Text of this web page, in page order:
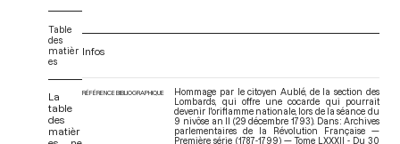
Table
des
matièr
es
La
table
des
matièr
Infos
RÉFÉRENCE BIBLIOGRAPHIQUE
Hommage par le citoyen Aublé, de la section des
Lombards, qui offre une cocarde qui pourrait
devenir l'oriflamme nationale, lors de la séance du
9 nivôse an II (29 décembre 1793). Dans : Archives
parlementaires de la Révolution Française —
Première série (1787-1799) — Tome LXXXII - Du 30